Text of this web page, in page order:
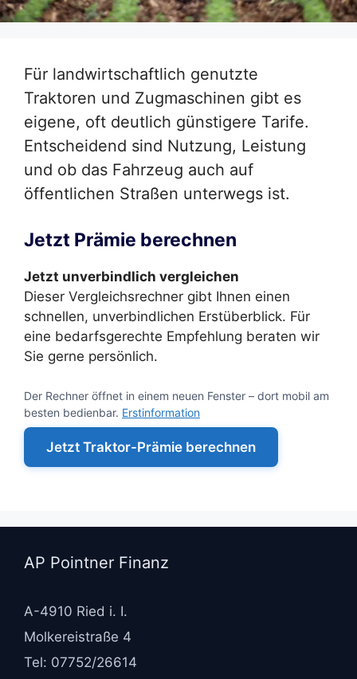
Für landwirtschaftlich genutzte
Traktoren und Zugmaschinen gibt es
eigene, oft deutlich günstigere Tarife.
Entscheidend sind Nutzung, Leistung
und ob das Fahrzeug auch auf
öffentlichen Straßen unterwegs ist.
Jetzt Prämie berechnen
Jetzt unverbindlich vergleichen
Dieser Vergleichsrechner gibt Ihnen einen
schnellen, unverbindlichen Erstüberblick. Für
eine bedarfsgerechte Empfehlung beraten wir
Sie gerne persönlich.
Der Rechner öffnet in einem neuen Fenster – dort mobil am
besten bedienbar. Erstinformation
Jetzt Traktor-Prämie berechnen
AP Pointner Finanz
A-4910 Ried i. I.
Molkereistraße 4
Tel: 07752/26614